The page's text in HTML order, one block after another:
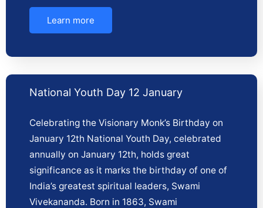
Learn more
National Youth Day 12 January
Celebrating the Visionary Monk’s Birthday on
January 12th National Youth Day, celebrated
annually on January 12th, holds great
significance as it marks the birthday of one of
India’s greatest spiritual leaders, Swami
Vivekananda. Born in 1863, Swami